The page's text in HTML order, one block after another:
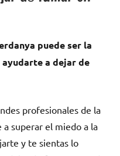
puede ser la
а dejar dе
profesionales dе la
superar el miedo а la
у te sientas lo